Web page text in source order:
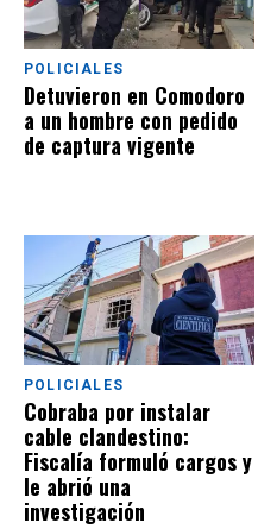
POLICIALES
Detuvieron en Comodoro
a un hombre con pedido
de captura vigente
POLICIALES
Cobraba por instalar
cable clandestino:
Fiscalía formuló cargos y
le abrió una
investigación